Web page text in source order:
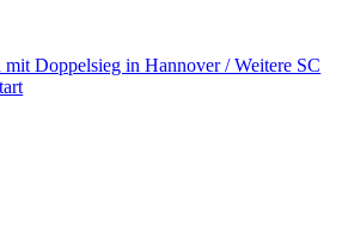
Doppelsieg in Hannover / Weitere SC